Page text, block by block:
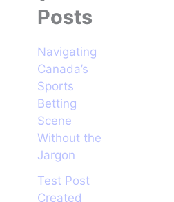
Posts
Navigating
Canada’s
Sports
Betting
Scene
Without the
Jargon
Test Post
Created